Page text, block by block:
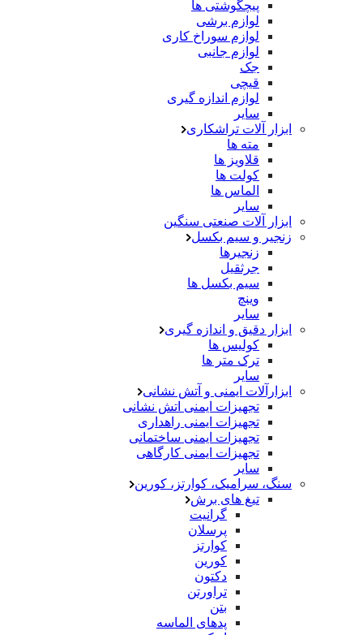
پیچگوشتی ها
لوازم برشی
لوازم سوراخ کاری
لوازم جانبی
جک
قیچی
لوازم اندازه گیری
سایر
ابزار آلات تراشکاری
مته ها
قلاویز ها
کولت ها
الماس ها
سایر
ابزار آلات صنعتی سنگین
زنجیر و سیم بکسل
زنجیرها
جرثقیل
سیم بکسل ها
وینچ
سایر
ابزار دقیق و اندازه گیری
کولیس ها
ترک متر ها
سایر
ابزارآلات ایمنی و آتش نشانی
تجهیزات ایمنی اتش نشانی
تجهیزات ایمنی راهداری
تجهیزات ایمنی ساختمانی
تجهیزات ایمنی کارگاهی
سایر
سنگ، سرامیک، کوارتز، کورین
تیغ های برش
گرانیت
پرسلان
کوارتز
کورین
دکتون
تراورتن
بتن
پدهای الماسه